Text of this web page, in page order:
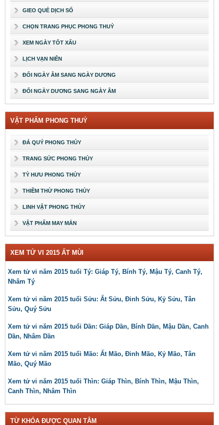
GIEO QUẺ DỊCH SỐ
CHỌN TRANG PHỤC PHONG THUỶ
XEM NGÀY TỐT XẤU
LỊCH VẠN NIÊN
ĐỔI NGÀY ÂM SANG NGÀY DƯƠNG
ĐỔI NGÀY DƯƠNG SANG NGÀY ÂM
VẬT PHẨM PHONG THUỶ
ĐÁ QUÝ PHONG THỦY
TRANG SỨC PHONG THỦY
TỲ HƯU PHONG THỦY
THIỀM THỪ PHONG THỦY
LINH VẬT PHONG THỦY
VẬT PHẨM MAY MẮN
XEM TỬ VI 2015 ẤT MÙI
Xem tử vi năm 2015 tuổi Tý: Giáp Tý, Bính Tý, Mậu Tý, Canh Tý,
Nhâm Tý
Xem tử vi năm 2015 tuổi Sửu: Ất Sửu, Đinh Sửu, Kỷ Sửu, Tân
Sửu, Quý Sửu
Xem tử vi năm 2015 tuổi Dần: Giáp Dần, Bính Dần, Mậu Dần, Canh
Dần, Nhâm Dần
Xem tử vi năm 2015 tuổi Mão: Ất Mão, Đinh Mão, Kỷ Mão, Tân
Mão, Quý Mão
Xem tử vi năm 2015 tuổi Thìn: Giáp Thìn, Bính Thìn, Mậu Thìn,
Canh Thìn, Nhâm Thìn
TỪ KHÓA ĐƯỢC QUAN TÂM